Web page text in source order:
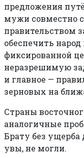
предложения
мужи совместно
правительством
обеспечить
фиксированной
неразрешимую
и главное —
зерновых на
Страны
аналогичные
Брату без ущерба
увы, не могли.